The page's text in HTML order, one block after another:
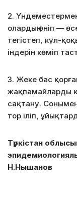
2.
олардың өніп —
тегістеп, күл-
індерін көміп
3. Жеке бас
жақпамайларды
сақтану.
тор іліп,
Түркістан
Н.Нышанов